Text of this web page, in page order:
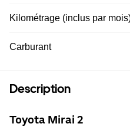
Kilométrage (inclus par
Carburant
Description
Toyota Mirai 2